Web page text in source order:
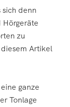
denn
Hörgeräte
zu
Artikel
ganze
Tonlage